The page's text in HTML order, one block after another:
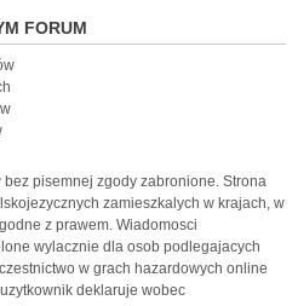
FORUM
pisemnej zgody zabronione. Strona
zamieszkalych w krajach, w
z prawem. Wiadomosci
wylacznie dla osob podlegajacych
w grach hazardowych online
deklaruje wobec